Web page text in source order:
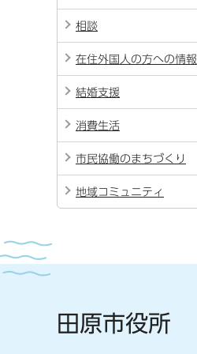
相談
在住外国人の方への情報
結婚支援
消費生活
市民協働のまちづくり
地域コミュニティ
田原市役所